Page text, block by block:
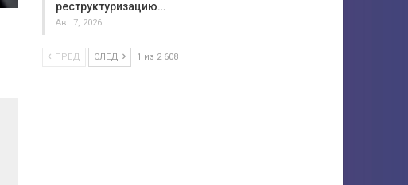
реструктуризацию…
Авг 7, 2026
ПРЕД СЛЕД 1 из 2 608